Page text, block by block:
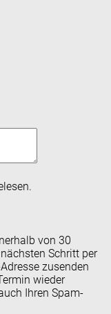
von 30
Schritt per
zusenden
wieder
Ihren Spam-